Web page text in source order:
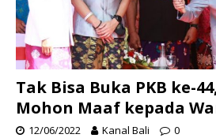
Tak Bisa Buka PKB ke-
Mohon Maaf kepada
12/06/2022 Kanal Bali 0